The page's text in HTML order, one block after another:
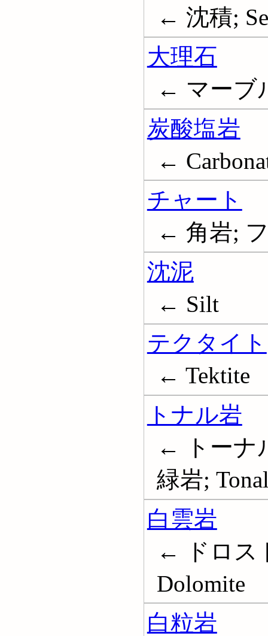
← 沈積;
大理石
← マーブ
炭酸塩岩
←
チャート
← 角岩;
沈泥
← Silt
テクタイト
← Tektite
トナル岩
← トーナ
緑岩;
白雲岩
← ドロス
Dolomite
白粒岩